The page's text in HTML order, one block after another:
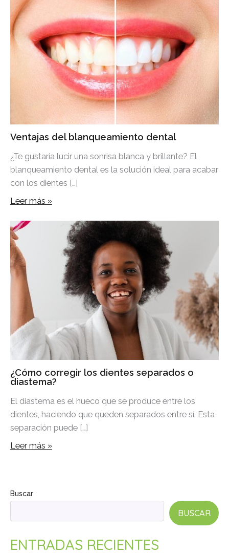
Ventajas del blanqueamiento dental
¿Te gustaría lucir una sonrisa blanca y brillante? El
blanqueamiento dental es la solución ideal para acabar
con los dientes […]
Leer más »
¿Cómo corregir los dientes separados o
diastema?
El diastema es el hueco que se produce entre los
dientes, haciendo que queden separados entre sí. Esta
separación puede […]
Leer más »
Buscar
BUSCAR
ENTRADAS RECIENTES